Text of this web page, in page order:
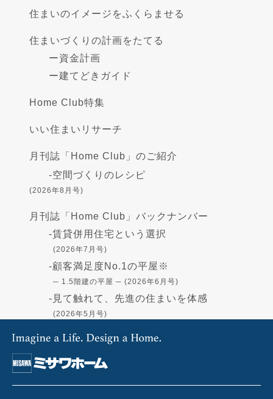
住まいのイメージをふくらませる
住まいづくりの計画をたてる
ー資金計画
ー建てどきガイド
Home Club特集
いい住まいリサーチ
月刊誌「Home Club」のご紹介
-空間づくりのレシピ
(2026年8月号)
月刊誌「Home Club」バックナンバー
-賃貸併用住宅という選択
(2026年7月号)
-顧客満足度No.1の平屋※
─ 1.5階建の平屋 ─ (2026年6月号)
- 見て触れて、先進の住まいを体感
(2026年5月号)
(2026年4月号)
-住まいづくりの資金